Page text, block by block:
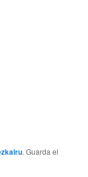
. Guarda el